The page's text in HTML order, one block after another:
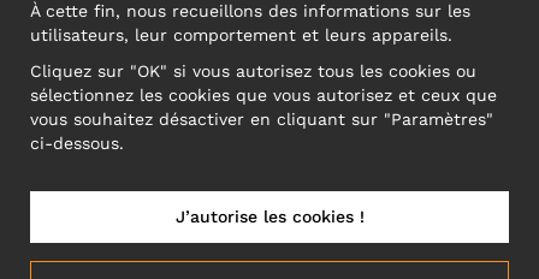
ADRESSE PROFESSIONNELLE
Narva mnt 5, EE-10117 Tallinn
Reg: 12356245
ATTENTION ! N'envoyez pas les retours de produits à cette
À cette fin, nous recueillons des informations sur les
utilisateurs, leur comportement et leurs appareils.
Cliquez sur "OK" si vous autorisez tous les cookies ou
sélectionnez les cookies que vous autorisez et ceux que
vous souhaitez désactiver en cliquant sur "Paramètres"
ci-dessous.
J’autorise les cookies !